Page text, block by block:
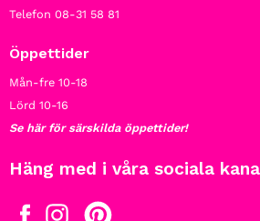
Telefon 08-31 58 81
Öppettider
Mån-fre 10-18
Lörd 10-16
Se här för särskilda öppettider!
Häng med i våra sociala